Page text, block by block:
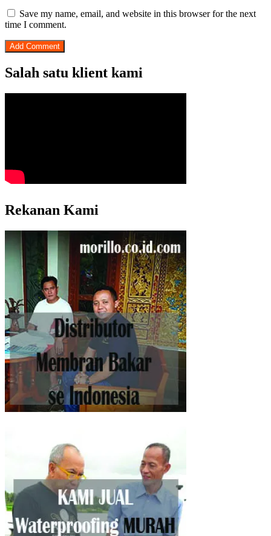
Save my name, email, and website in this browser for the next
time I comment.
Salah satu klient kami
Rekanan Kami